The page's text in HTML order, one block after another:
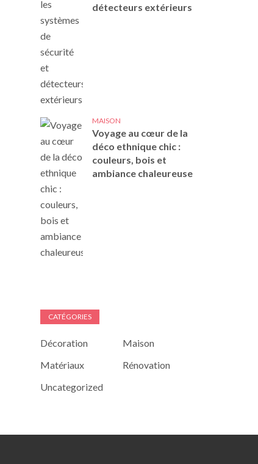
détecteurs extérieurs
MAISON
Voyage au cœur de la
déco ethnique chic :
couleurs, bois et
ambiance chaleureuse
CATÉGORIES
Décoration
Maison
Matériaux
Rénovation
Uncategorized